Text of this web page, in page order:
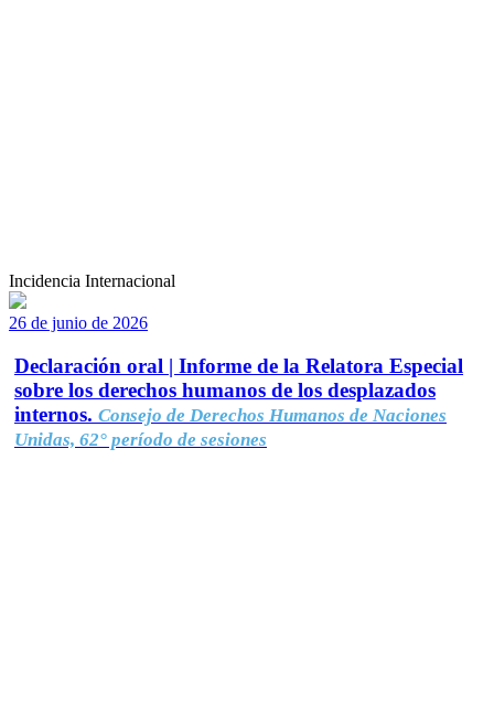
Incidencia Internacional
26 de junio de 2026
Declaración oral | Informe de la Relatora Especial
sobre los derechos humanos de los desplazados
internos. Consejo de Derechos Humanos de Naciones
Unidas, 62° período de sesiones